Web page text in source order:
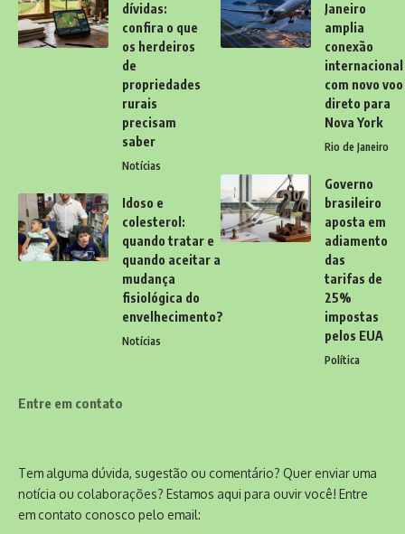
dívidas:
confira o que
os herdeiros
de
propriedades
rurais
precisam
saber
Notícias
Idoso e
colesterol:
quando tratar e
quando aceitar a
mudança
fisiológica do
envelhecimento?
Notícias
Janeiro
amplia
conexão
internacional
com novo voo
direto para
Nova York
Rio de Janeiro
Governo
brasileiro
aposta em
adiamento
das
tarifas de
25%
impostas
pelos EUA
Política
Entre em contato
Tem alguma dúvida, sugestão ou comentário? Quer enviar uma
notícia ou colaborações? Estamos aqui para ouvir você! Entre
em contato conosco pelo email: